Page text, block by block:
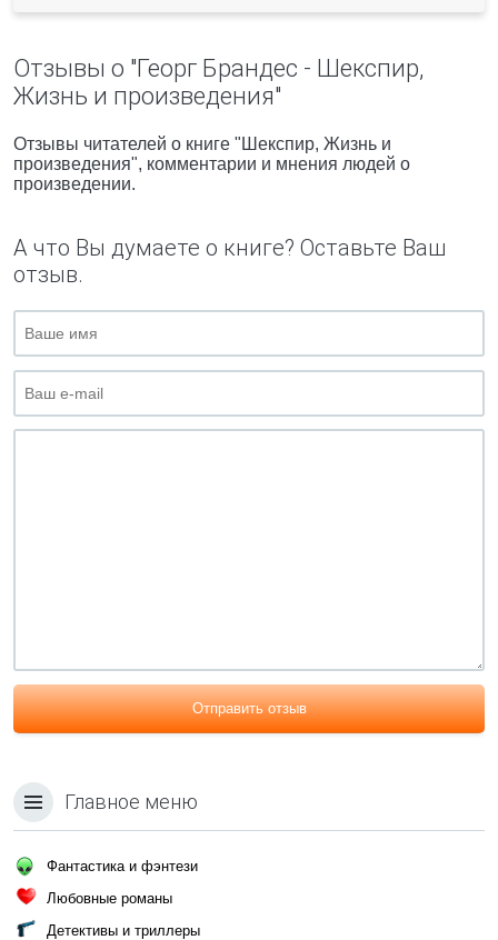
Отзывы о "Георг Брандес - Шекспир,
Жизнь и произведения"
Отзывы читателей о книге "Шекспир, Жизнь и
произведения", комментарии и мнения людей о
произведении.
А что Вы думаете о книге? Оставьте Ваш
отзыв.
Отправить отзыв
Главное меню
Фантастика и фэнтези
Любовные романы
Детективы и триллеры